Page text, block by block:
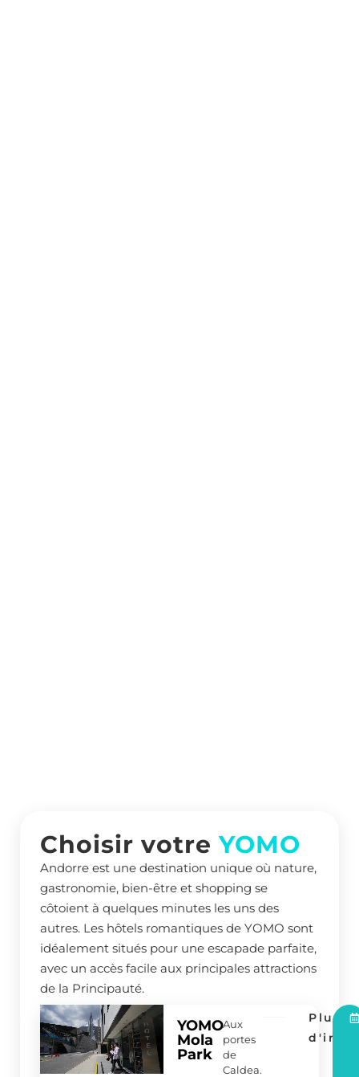
Choisir votreYOMO
Andorre est une destination unique où nature,
gastronomie, bien-être et shopping se
côtoient à quelques minutes les uns des
autres. Les hôtels romantiques de YOMO sont
idéalement situés pour une escapade parfaite,
avec un accès facile aux principales attractions
de la Principauté.
YOMO
Mola
Park
Aux
portes
de
Caldea.
Plus
d'info